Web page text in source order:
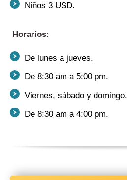
Niños 3 USD.
Horarios:
De lunes a jueves.
De 8:30 am a 5:00 pm.
Viernes, sábado y domingo.
De 8:30 am a 4:00 pm.